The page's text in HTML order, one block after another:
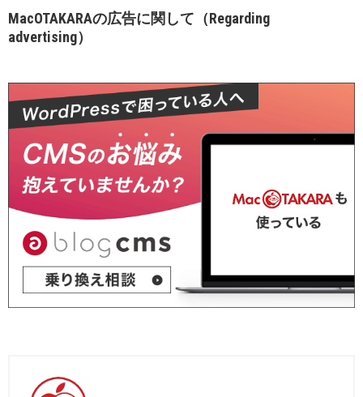
MacOTAKARAの広告に関して（Regarding
advertising）